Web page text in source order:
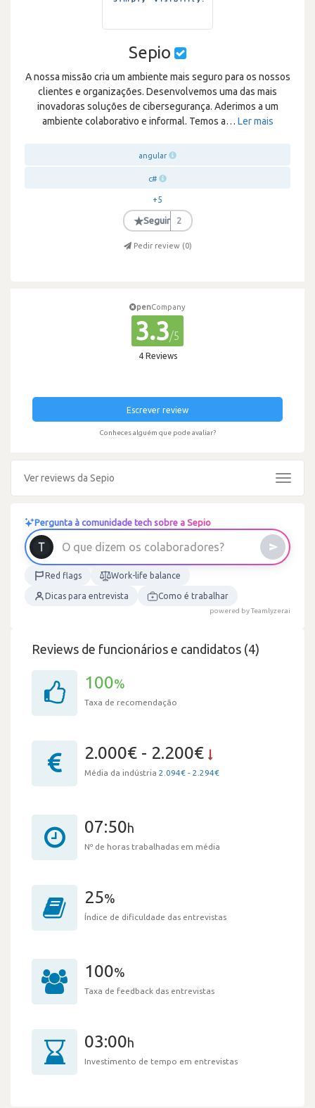
Sepio
A nossa missão cria um ambiente mais seguro para os nossos
clientes e organizações. Desenvolvemos uma das mais
inovadoras soluções de cibersegurança. Aderimos a um
ambiente colaborativo e informal. Temos a… Ler mais
angular
c#
+5
★Seguir 2
Pedir review (0)
penCompany
3.3/5
4 Reviews
Escrever review
Conheces alguém que pode avaliar?
Ver reviews da Sepio
Toggle
Pergunta à comunidade tech sobre a Sepio
O que d izem os colaborad ores?
Red flags Work-life balance
Dicas para entrevista Como é trabalhar
powered by Teamlyzer.ai
Reviews de funcionários e candidatos (4)
100%
Taxa de recomendação
2.000€ - 2.200€
Média da indústria 2.094€ - 2.294€
07:50h
Nº de horas trabalhadas em média
25%
Índice de dificuldade das entrevistas
100%
Taxa de feedback das entrevistas
03:00h
Investimento de tempo em entrevistas